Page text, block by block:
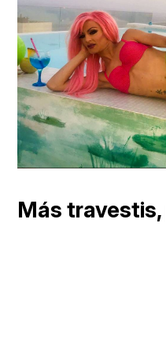
Más travestis,